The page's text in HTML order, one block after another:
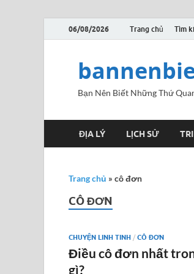
06/08/2026 Trang chủ Tìm
Bạn Nên Biết Những Thứ
ĐỊA LÝ LỊCH SỬ
Trang chủ » cô đơn
CÔ ĐƠN
CHUYỆN LINH TINH / CÔ ĐƠN
Điều cô đơn nhất
gì?